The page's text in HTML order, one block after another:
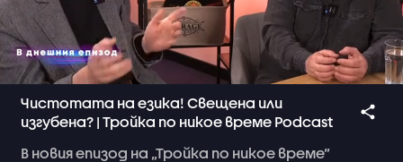
Чистотата на езика! Свещена или
изгубена? | Тройка по никое време Podcast
В новияепизод на „Тройка по никое време“